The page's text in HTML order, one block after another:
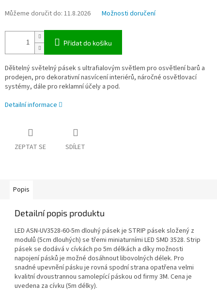
Můžeme doručit do: 11.8.2026 Možnosti doručení
Přidat do košíku
Dělitelný světelný pásek s ultrafialovým světlem pro osvětlení barů a
prodejen, pro dekorativní nasvícení interiérů, náročné osvětlovací
systémy, dále pro reklamní účely a pod.
Detailní informace
ZEPTAT SE SDÍLET
Popis
Detailní popis produktu
LED ASN-UV3528-60-5m dlouhý pásek je STRIP pásek složený z
modulů (5cm dlouhých) se třemi miniaturními LED SMD 3528. Strip
pásek se dodává v cívkách po 5m délkách a díky možnosti
napojení pásků je možné dosáhnout libovolných délek. Pro
snadné upevnění pásku je rovná spodní strana opatřena velmi
kvalitní dvoustrannou samolepící páskou od firmy 3M. Cena je
uvedena za cívku (5m délky).